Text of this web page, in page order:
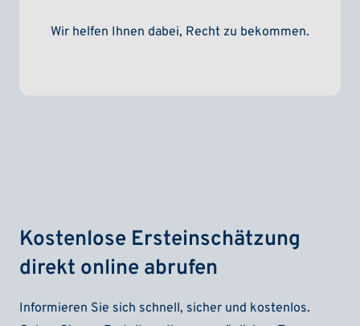
Wir helfen Ihnen dabei, Recht zu bekommen.
Kostenlose Ersteinschätzung
direkt online abrufen
Informieren Sie sich schnell, sicher und kostenlos.